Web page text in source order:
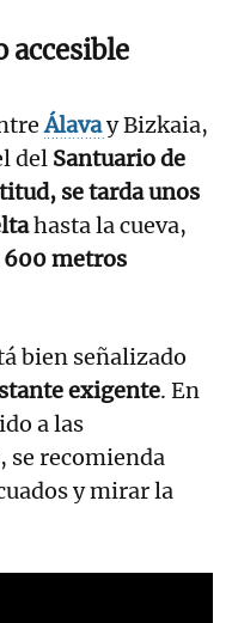
accesible
Álavay Bizkaia,
del Santuario de
se tarda unos
hasta la cueva,
metros
bien señalizado
exigente. En
a las
se recomienda
y mirar la